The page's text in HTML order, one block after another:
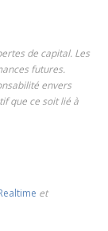
de capital. Les
futures.
envers
que ce soit lié à
et